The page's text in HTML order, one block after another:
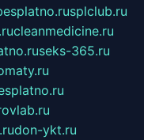
splclub.ru
cleanmedicine.ru
seks-365.ru
don-ykt.ru